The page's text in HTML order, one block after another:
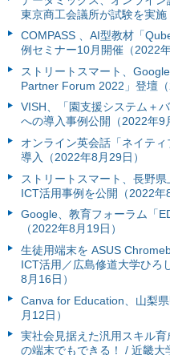
東京商工会議所が試験を実施
COMPASS 、AI型教材「
例セミナー10月開催（2022
ストリートスマート、
Partner Forum 2022」登壇（
VISH、「園支援システム＋
への導入事例公開（2022年9
オンライン英会話「ネイテ
導入（2022年8月29日）
ストリートスマート、長野
ICT活用事例を公開（2022年
Google、教育フォーラム「
（2022年8月19日）
生徒用端末を ASUS
ICT活用／広島修道大学ひろ
8月16日）
Canva for Education、山梨
月12日）
実社会見据えた汎用スキル
の端末でもできる！ / 近畿